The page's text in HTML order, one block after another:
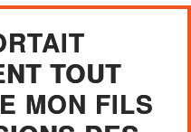
TOUT
MON FILS